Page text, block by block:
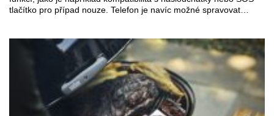
tlačítko pro případ nouze. Telefon je navíc možné spravovat…